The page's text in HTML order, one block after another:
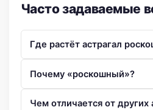
Часто задаваемые
Где растёт астрагал
Почему «роскошный»?
Чем отличается от других